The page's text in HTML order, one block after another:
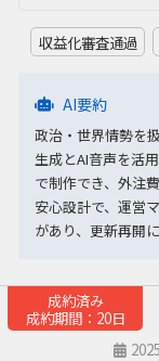
収益化審査通過
AI要約
政治・世界情勢を
生成とAI音声を活
で制作でき、外注
安心設計で、運営
があり、更新再開
成約済み
成約期間：20日